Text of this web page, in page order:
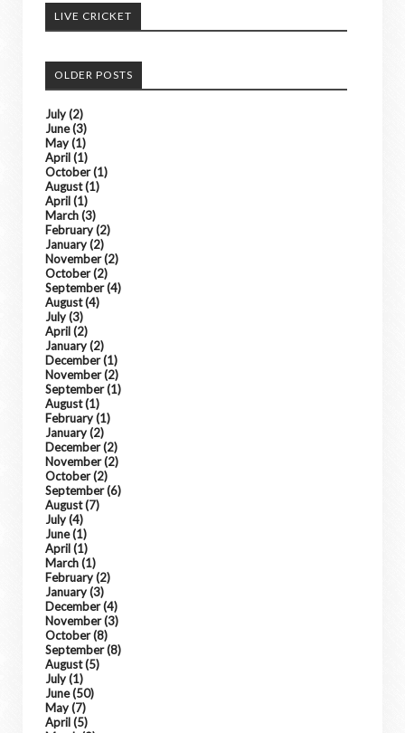
LIVE CRICKET
OLDER POSTS
July(2)
June(3)
May(1)
April(1)
October(1)
August(1)
April(1)
March(3)
February(2)
January(2)
November(2)
October(2)
September(4)
August(4)
July(3)
April(2)
January(2)
December(1)
November(2)
September(1)
August(1)
February(1)
January(2)
December(2)
November(2)
October(2)
September(6)
August(7)
July(4)
June(1)
April(1)
March(1)
February(2)
January(3)
December(4)
November(3)
October(8)
September(8)
August(5)
July(1)
June(50)
May(7)
April(5)